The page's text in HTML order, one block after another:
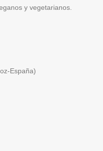
y vegetarianos.
España)